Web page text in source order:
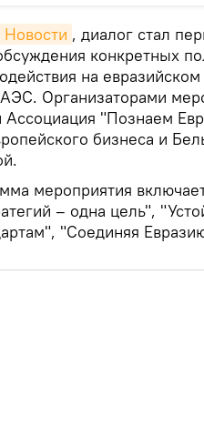
, диалог стал
конкретных
на
Организаторами
Ассоциация "Познаем
бизнеса и
мероприятия
– одна цель",
"Соединяя